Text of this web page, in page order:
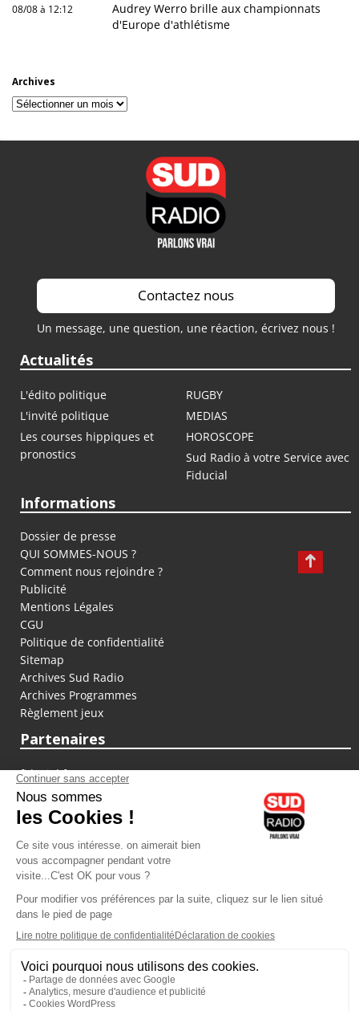
08/08 à 12:12
Audrey Werro brille aux championnats
d'Europe d'athlétisme
Archives
Archives
Contactez nous
Un message, une question, une réaction, écrivez nous !
Actualités
L'édito politique
RUGBY
L'invité politique
MEDIAS
Les courses hippiques et
pronostics
HOROSCOPE
Sud Radio à votre Service avec
Fiducial
Informations
Dossier de presse
QUI SOMMES-NOUS ?
Comment nous rejoindre ?
Publicité
Mentions Légales
CGU
Politique de confidentialité
Sitemap
Archives Sud Radio
Archives Programmes
Règlement jeux
Partenaires
fiducial.fr
lyoncapitale.fr
olympique-et-lyonnais.com
L'application Iphone / Android
Téléchargez l'application
Les cookies
Gestion des cookies
Crédit photos : ©Sud Radio / Pierre Olivier